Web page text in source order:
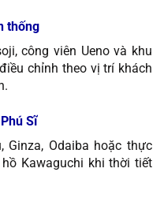
thống
công viên Ueno và khu
chỉnh theo vị trí khách
Sĩ
Ginza, Odaiba hoặc thực
Kawaguchi khi thời tiết